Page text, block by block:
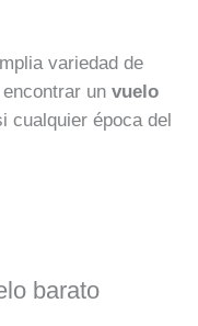
variedad de
un vuelo
cualquier época del
barato